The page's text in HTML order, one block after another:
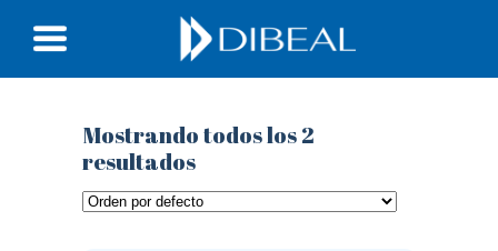
Mostrando todos los 2
resultados